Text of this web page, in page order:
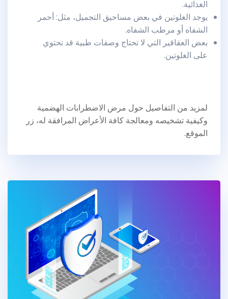
الغذائية.
يوجد الغلوتين في بعض مساحيق التجميل، مثل: أحمر
الشفاه أو مرطب الشفاه.
بعض العقاقير التي لا تحتاج وصفات طبية قد تحتوي
على الغلوتين.
لمزيد من التفاصيل حول مرض الاضطرابات الهضمية
وكيفية تشخيصه ومعالجة كافة الأعراض المرافقة له، زر
الموقع.